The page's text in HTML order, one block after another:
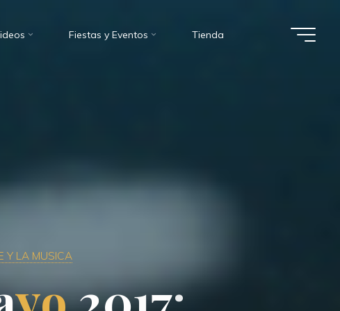
Fiestas y Eventos Tienda
Y LA MUSICA